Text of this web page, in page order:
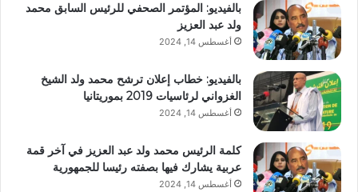
بالفيديو: المؤتمر الصحفي للرئيس السابق محمد
ولد عبد العزيز
أغسطس 14, 2024
بالفيديو: خطاب إعلان ترشح محمد ولد الشيخ
الغزواني لرئاسيات 2019 بموريتانيا
أغسطس 14, 2024
كلمة الرئيس محمد ولد عبد العزيز في آخر قمة
عربية يشارك فيها بصفته رئيسا للجمهورية
أغسطس 14, 2024